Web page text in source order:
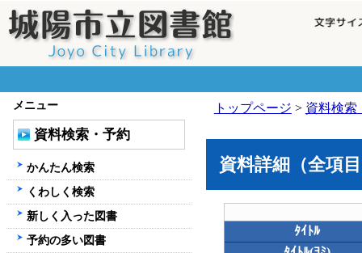
トップページ > 資料検索
資料詳細（全項
ﾀｲﾄﾙ
メニュー
資料検索・予約
かんたん検索
くわしく検索
新しく入った図書
予約の多い図書